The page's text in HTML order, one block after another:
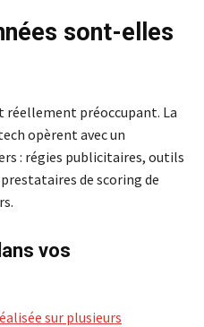
sont-elles
réellement préoccupant. La
opèrent avec un
: régies publicitaires, outils
de scoring de
vos
sur plusieurs